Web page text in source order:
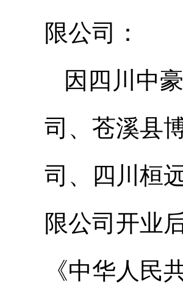
限公司：
因四川中
司、苍溪县
司、四川桓
限公司开业
《中华人民